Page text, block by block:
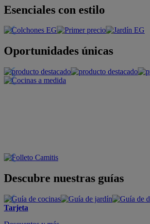
Esenciales con estilo
Oportunidades únicas
Descubre nuestras guías
Tarjeta